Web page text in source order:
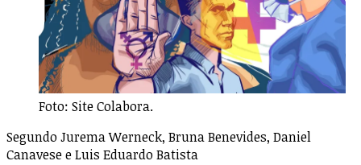
Foto: Site Colabora.
Segundo Jurema Werneck, Bruna Benevides, Daniel
Canavese e Luis Eduardo Batista